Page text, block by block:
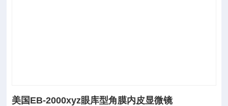
美国EB-2000xyz眼库型角膜内皮显微镜